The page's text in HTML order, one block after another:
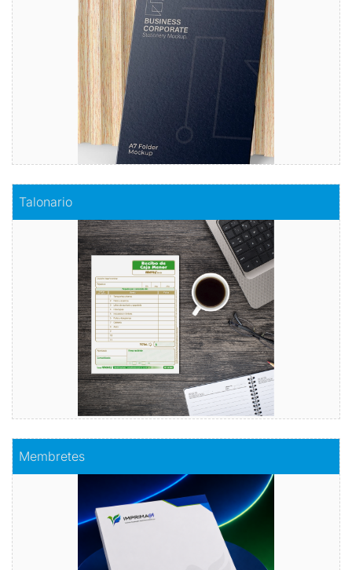
Comprar
Talonario
Orden con estilo
Comprar
Comprar
Membretes
Destaca con elegancia
Comprar